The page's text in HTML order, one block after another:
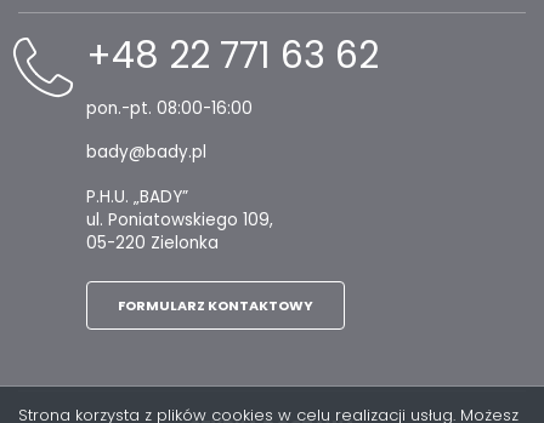
+48 22 771 63 62
pon.-pt. 08:00-16:00
bady@bady.pl
P.H.U. „BADY”
ul. Poniatowskiego 109,
05-220 Zielonka
FORMULARZ KONTAKTOWY
Strona korzysta z plików cookies w celu realizacji usług. Możesz